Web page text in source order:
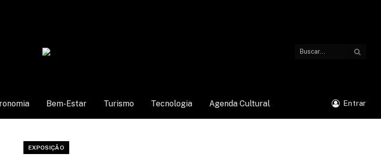
Bem-Estar Turismo Tecnologia Agenda Cultural Entrar
EXPOSIÇÃO